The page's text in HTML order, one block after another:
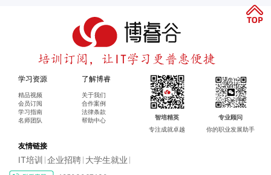
学习资源
精品视频
会员订阅
学习指南
名师团队
了解博睿
关于我们
合作案例
法律条款
帮助中心
智培精英
专注成就卓越
专业顾问
你的职业发展助手
友情链接
IT培训 企业招聘 大学生就业